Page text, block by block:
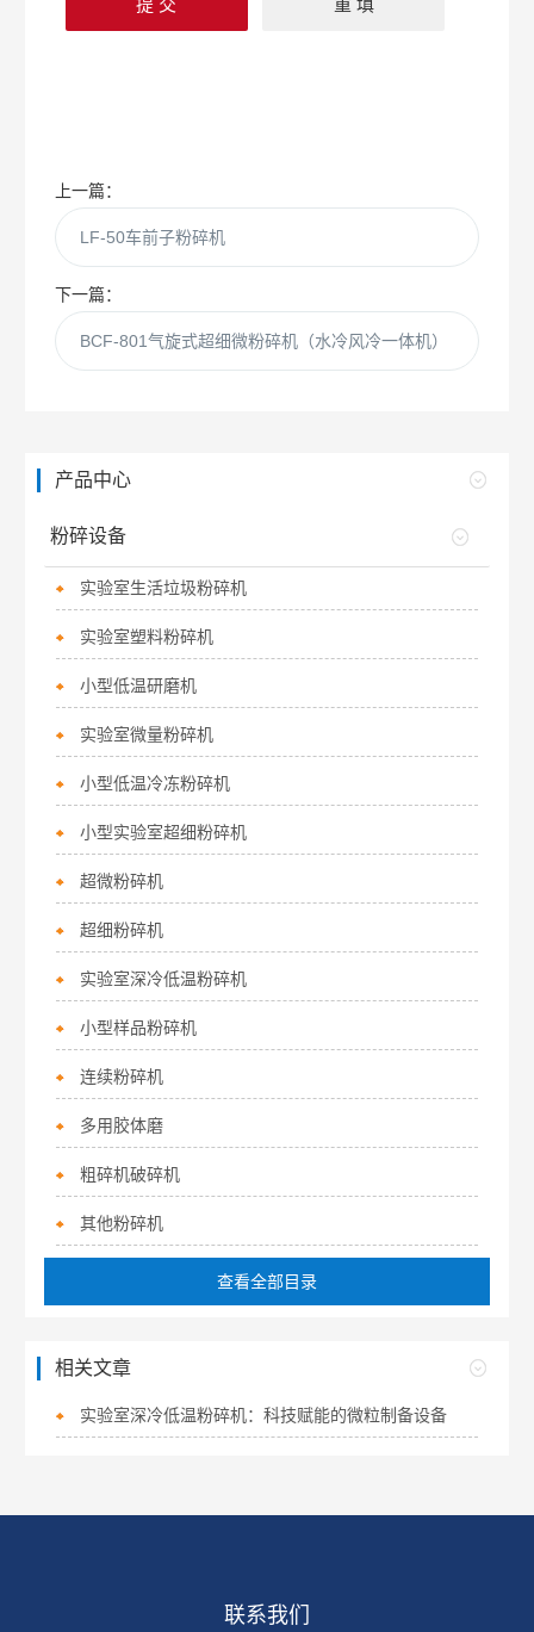
上一篇：
LF-50车前子粉碎机
下一篇：
BCF-801气旋式超细微粉碎机（水冷风冷一体机）
产品中心
粉碎设备
实验室生活垃圾粉碎机
实验室塑料粉碎机
小型低温研磨机
实验室微量粉碎机
小型低温冷冻粉碎机
小型实验室超细粉碎机
超微粉碎机
超细粉碎机
实验室深冷低温粉碎机
小型样品粉碎机
连续粉碎机
多用胶体磨
粗碎机破碎机
其他粉碎机
查看全部目录
相关文章
实验室深冷低温粉碎机：科技赋能的微粒制备设备
联系我们